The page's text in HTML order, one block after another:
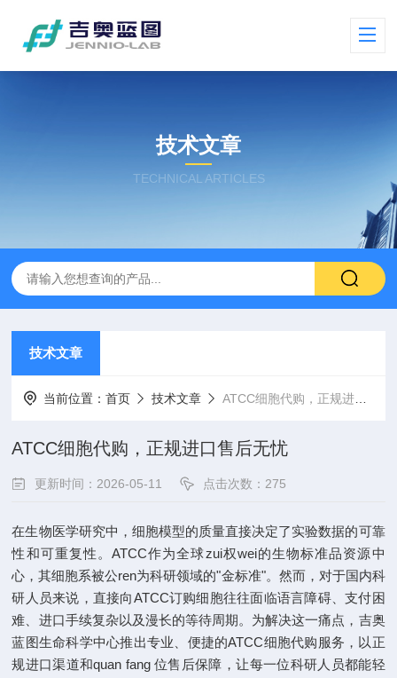
技术文章
TECHNICAL ARTICLES
技术文章
当前位置：首页 技术文章 ATCC细胞代购，正规进口售后无忧
ATCC细胞代购，正规进口售后无忧
更新时间：2026-05-11 点击次数：275
在生物医学研究中，细胞模型的质量直接决定了实验数据的可靠
性和可重复性。ATCC作为全球zui权wei的生物标准品资源中
心，其细胞系被公ren为科研领域的"金标准"。然而，对于国内科
研人员来说，直接向ATCC订购细胞往往面临语言障碍、支付困
难、进口手续复杂以及漫长的等待周期。为解决这一痛点，吉奥
蓝图生命科学中心推出专业、便捷的ATCC细胞代购服务，以正
规进口渠道和quan fang 位售后保障，让每一位科研人员都能轻